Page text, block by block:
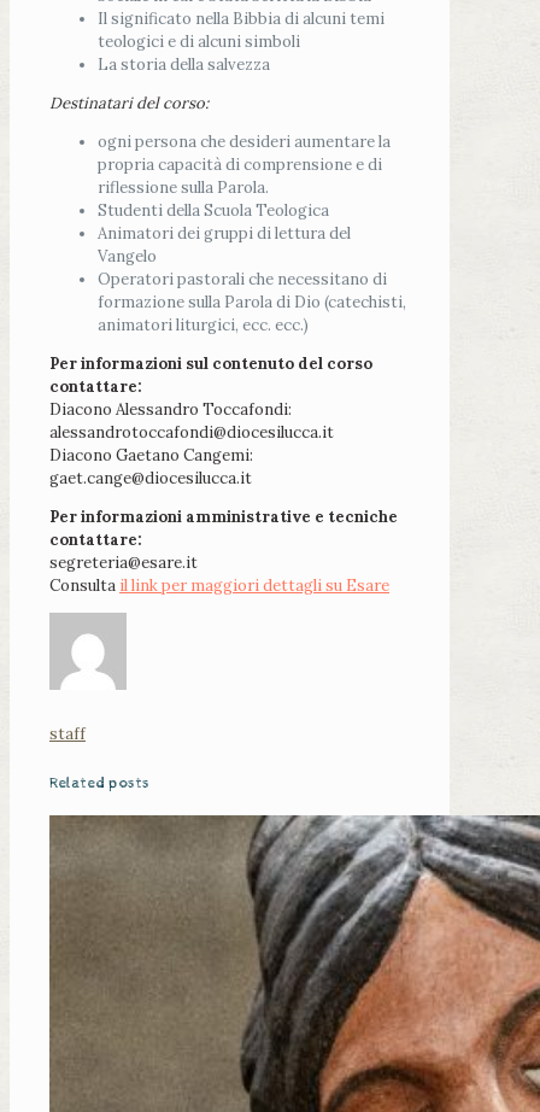
Il significato nella Bibbia di alcuni temi
teologici e di alcuni simboli
La storia della salvezza
Destinatari del corso:
ogni persona che desideri aumentare la
propria capacità di comprensione e di
riflessione sulla Parola.
Studenti della Scuola Teologica
Animatori dei gruppi di lettura del
Vangelo
Operatori pastorali che necessitano di
formazione sulla Parola di Dio (catechisti,
animatori liturgici, ecc. ecc.)
Per informazioni sul contenuto del corso
contattare:
Diacono Alessandro Toccafondi:
alessandrotoccafondi@diocesilucca.it
Diacono Gaetano Cangemi:
gaet.cange@diocesilucca.it
Per informazioni amministrative e tecniche
contattare:
segreteria@esare.it
Consulta il link per maggiori dettagli su Esare
staff
Related posts